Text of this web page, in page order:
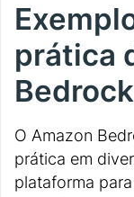
prática
Bedrock
O Amazon
prática em
plataforma